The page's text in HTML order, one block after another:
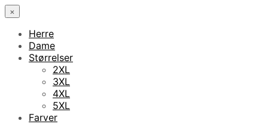
×
Herre
Dame
Størrelser
2XL
3XL
4XL
5XL
Farver